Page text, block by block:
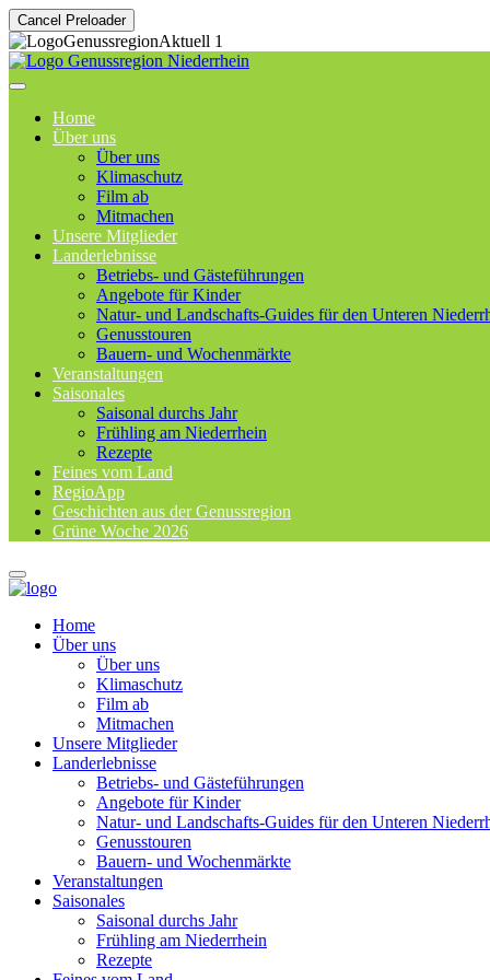
Cancel Preloader
Home
Über uns
Über uns
Klimaschutz
Film ab
Mitmachen
Unsere Mitglieder
Landerlebnisse
Betriebs- und Gästeführungen
Angebote für Kinder
Natur- und Landschafts-Guides für den Unteren
Genusstouren
Bauern- und Wochenmärkte
Veranstaltungen
Saisonales
Saisonal durchs Jahr
Frühling am Niederrhein
Rezepte
Feines vom Land
RegioApp
Geschichten aus der Genussregion
Grüne Woche 2026
Home
Über uns
Über uns
Klimaschutz
Film ab
Mitmachen
Unsere Mitglieder
Landerlebnisse
Betriebs- und Gästeführungen
Angebote für Kinder
Natur- und Landschafts-Guides für den Unteren
Genusstouren
Bauern- und Wochenmärkte
Veranstaltungen
Saisonales
Saisonal durchs Jahr
Frühling am Niederrhein
Rezepte